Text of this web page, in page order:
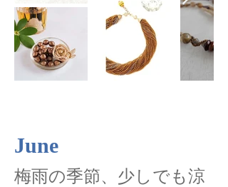
June
梅雨の季節、少しでも涼